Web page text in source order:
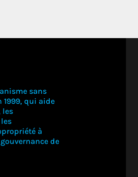
sans
qui aide
les
à
de